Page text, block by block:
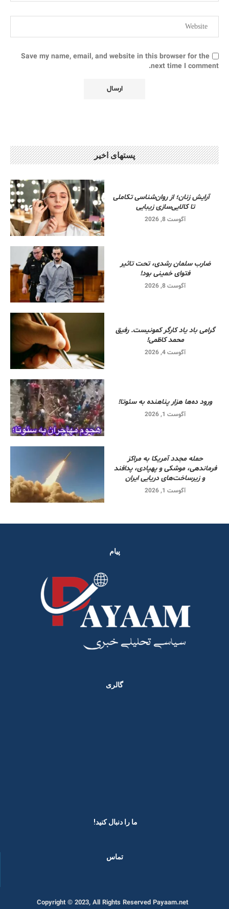
Save my name, email, and website in this browser for the
next time I comment.
پستهای اخیر
آرایش زنان؛ از روان‌شناسی تکاملی
تا کالایی‌سازی زیبایی
آگوست 8, 2026
ضارب سلمان رشدی، تحت تاثیر
فتوای خمینی بود!
آگوست 8, 2026
گرامی باد یاد کارگر کمونیست. رفیق
محمد کاظمی!
آگوست 4, 2026
ورود ده‌ها هزار پناهنده به سئوتا!
آگوست 1, 2026
حمله مجدد آمریکا به مراکز
فرماندهی، موشکی و پهپادی، پدافند
و زیرساخت‌های دریایی ایران
آگوست 1, 2026
پیام
گالری
ما را دنبال کنید! ​
تماس
Copyright © 2023, All Rights Reserved Payaam.net